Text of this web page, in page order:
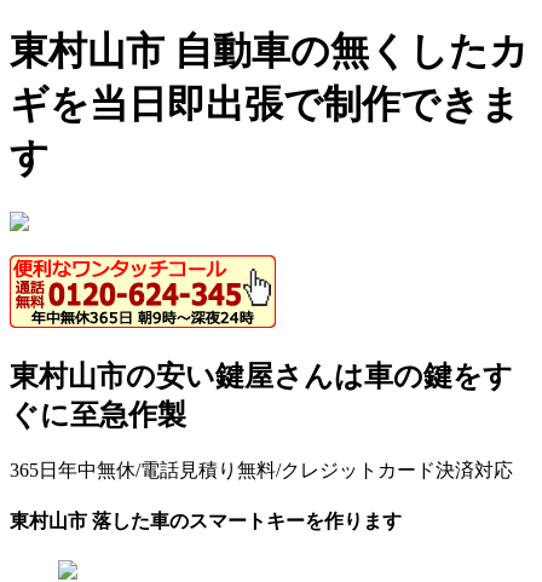
東村山市 自動車の無くしたカ
ギを当日即出張で制作できま
す
東村山市の安い鍵屋さんは車の鍵をす
ぐに至急作製
365日年中無休/電話見積り無料/クレジットカード決済対応
東村山市 落した車のスマートキーを作ります